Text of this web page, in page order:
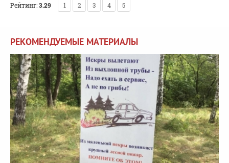
Рейтинг:3.29 1 2 3 4 5
РЕКОМЕНДУЕМЫЕ МАТЕРИАЛЫ